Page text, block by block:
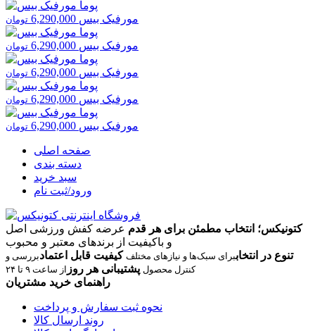
مورفیک بیس 6,290,000 تومان
مورفیک بیس 6,290,000 تومان
مورفیک بیس 6,290,000 تومان
مورفیک بیس 6,290,000 تومان
مورفیک بیس 6,290,000 تومان
صفحه اصلی
دسته بندی
سبد خرید
ورود/ثبت نام
کتونیکس؛ انتخاب مطمئن برای هر قدم عرضه کفش ورزشی اصل
و باکیفیت از برندهای معتبر و محبوب
تنوع در انتخاببرای سبک‌ها و نیازهای مختلف کیفیت قابل اعتمادبررسی و
کنترل محصول پشتیبانی هر روز از ساعت ۹ تا ۲۴
راهنمای خرید مشتریان
نحوه ثبت سفارش و پرداخت
روند ارسال کالا